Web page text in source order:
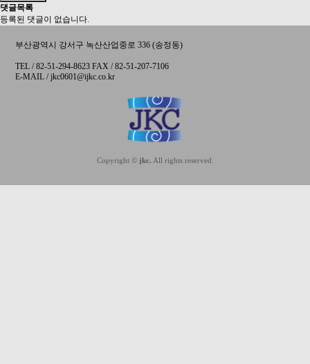
댓글목록
등록된 댓글이 없습니다.
부산광역시 강서구 녹산산업중로 336 (송정동)
TEL / 82-51-294-8623 FAX / 82-51-207-7106
E-MAIL / jkc0601@ijkc.co.kr
Copyright © jkc. All rights reserved.